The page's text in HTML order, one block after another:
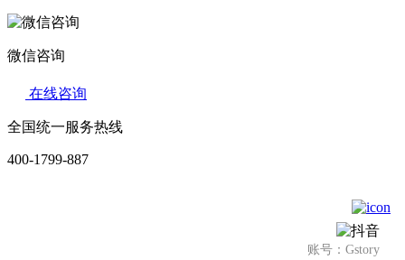
微信咨询
在线咨询
全国统一服务热线
400-1799-887
账号：Gstory